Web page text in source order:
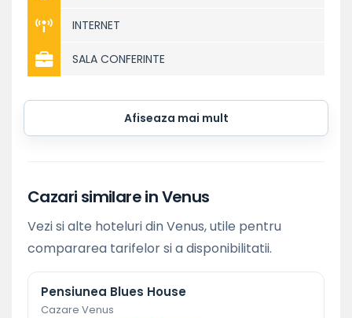
INTERNET
SALA CONFERINTE
Afiseaza mai mult
Cazari similare in Venus
Vezi si alte hoteluri din Venus, utile pentru
compararea tarifelor si a disponibilitatii.
Pensiunea Blues House
Cazare Venus